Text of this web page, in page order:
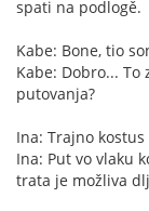
spati na podlogě.
Kabe: Bone, tio
Kabe: Dobro...
putovanja?
Ina: Trajno
Ina: Put vo vlaku
trata je možliva